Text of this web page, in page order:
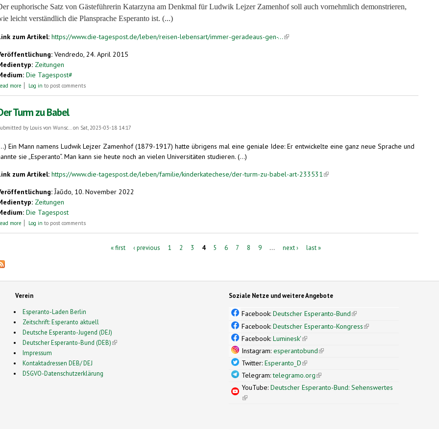
euphorische Satz von Gästeführerin Katarzyna am Denkmal für Ludwik Lejzer Zamenhof soll auch vornehmlich demonstrieren,
leicht verständlich die Plansprache Esperanto ist. (...)
zum Artikel: https://www.die-tagespost.de/leben/reisen-lebensart/immer-geradeaus-gen-...(link is external)
Vendredo, 24. April 2015
Zeitungen
Die Tagespost#
more about Immer geradeaus gen Osten
Log in to post comments
Turm zu Babel
by Louis von Wunsc...on Sat, 2023-03-18 14:17
Ein Mann namens Ludwik Lejzer Zamenhof (1879-1917) hatte übrigens mal eine geniale Idee: Er entwickelte eine ganz neue Sprache und
sie „Esperanto“. Man kann sie heute noch an vielen Universitäten studieren. (...)
zum Artikel: https://www.die-tagespost.de/leben/familie/kinderkatechese/der-turm-zu-babel-art-233531(link is external)
Ĵaŭdo, 10. November 2022
Zeitungen
Die Tagespost
more about Der Turm zu Babel
Log in to post comments
« first ‹ previous 1 2 3 4 5 6 7 8 9 … next › last »
Verein
Esperanto-Laden Berlin
Zeitschrift: Esperanto aktuell
Deutsche Esperanto-Jugend (DEJ)
Deutscher Esperanto-Bund (DEB)(link is external)
Impressum
Kontaktadressen DEB/ DEJ
DSGVO-Datenschutzerklärung
Soziale Netze und weitere Angebote
Facebook:Deutscher Esperanto-Bund(link is external)
Facebook:Deutscher Esperanto-Kongress(link is external)
Facebook:Luminesk'(link is external)
Instagram:esperantobund(link is external)
Twitter:Esperanto_D(link is external)
Telegram:telegramo.org(link is external)
YouTube:Deutscher Esperanto-Bund: Sehenswertes
(link is external)